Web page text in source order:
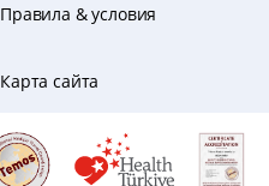
Правила & условия
Карта сайта